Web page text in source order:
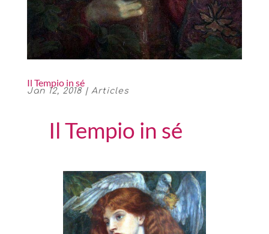
Il Tempio in sé
Jan 12, 2018| Articles
Il Tempio in sé